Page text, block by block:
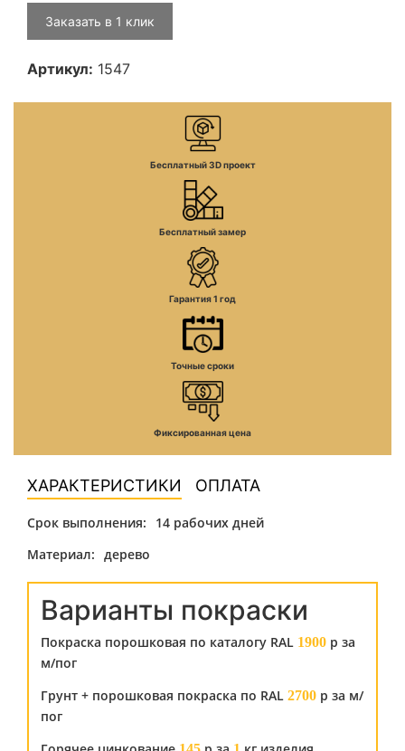
Заказать в 1 клик
Артикул: 1547
Бесплатный 3D проект
Бесплатный замер
Гарантия 1 год
Точные сроки
Фиксированная цена
ХАРАКТЕРИСТИКИ ОПЛАТА
Срок выполнения:
14 рабочих дней
Материал: дерево
Варианты покраски
Покраска порошковая по каталогу RAL 1900 р за
м/пог
Грунт + порошковая покраска по RAL 2700 р за м/
пог